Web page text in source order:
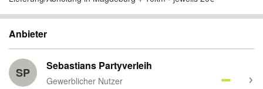
Anbieter
SP Sebastians Partyverleih
Gewerblicher Nutzer